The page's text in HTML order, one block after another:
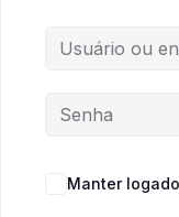
Manter logado